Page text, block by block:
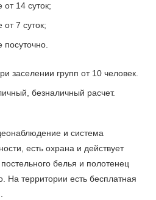
14 суток;
7 суток;
посуточно.
заселении групп от 10 человек.
безналичный расчет.
и система
есть охрана и действует
белья и полотенец
На территории есть бесплатная